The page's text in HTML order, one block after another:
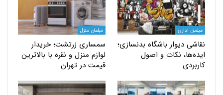
دیوار باشگاه بدنسازی؛
نکات و اصول
مبلمان منزل
سمساری زرتشت؛ خریدار
لوازم منزل و نقره با بالاترین
قیمت در تهران